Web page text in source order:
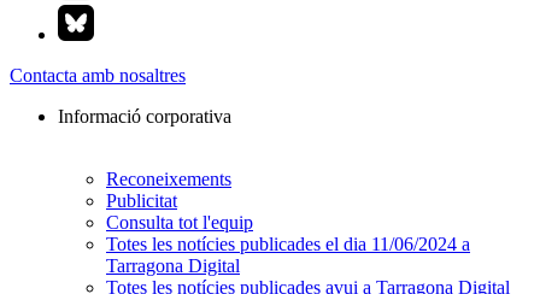
Contacta amb nosaltres
Informació corporativa
Reconeixements
Publicitat
Consulta tot l'equip
Totes les notícies publicades el dia 11/06/2024 a
Tarragona Digital
Totes les notícies publicades avui a Tarragona Digital